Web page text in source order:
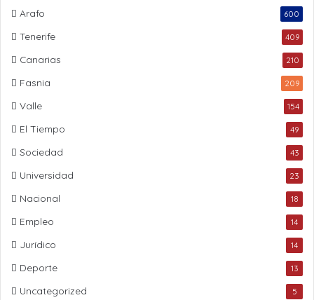
Arafo 600
Tenerife 409
Canarias 210
Fasnia 209
Valle 154
El Tiempo 49
Sociedad 43
Universidad 23
Nacional 18
Empleo 14
Jurídico 14
Deporte 13
Uncategorized 5